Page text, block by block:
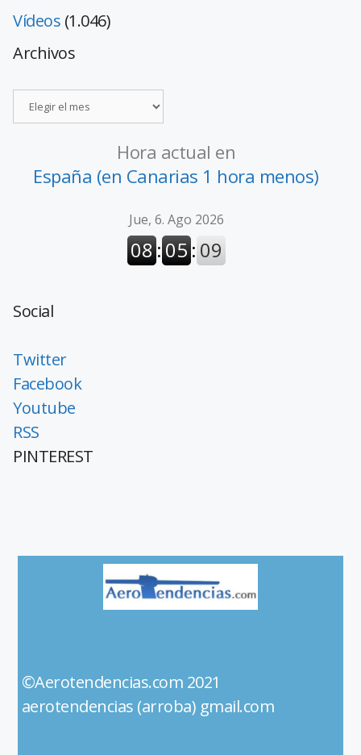
Vídeos (1.046)
Archivos
Hora actual en
España (en Canarias 1 hora menos)
Social
Twitter
Facebook
Youtube
RSS
PINTEREST
©Aerotendencias.com 2021
aerotendencias (arroba) gmail.com